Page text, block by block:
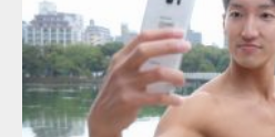
Update:
Category:公園のマッチョ その他
ダウンロード